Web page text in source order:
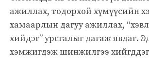
ажиллах, тодорхой хүмүүсийн
хамаарлын дагуу ажиллах,
хийдэг” урсгалыг дагаж явдаг.
хэмжигдэж шинжилгээ